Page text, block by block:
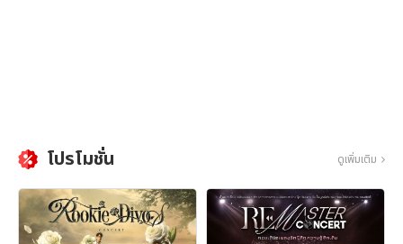
โปรโมชั่น ดูเพิ่มเติม